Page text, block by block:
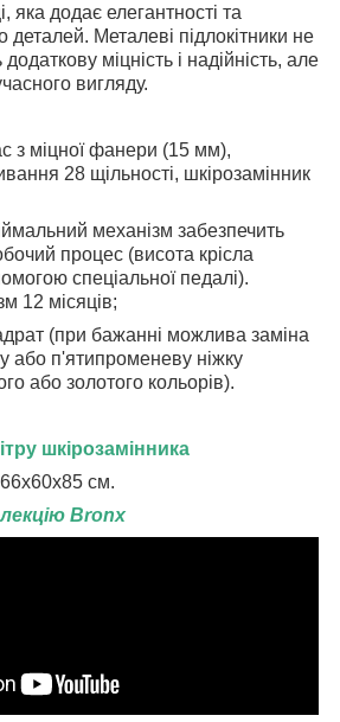
яка додає елегантності та
деталей. Металеві підлокітники не
міцність і надійність, але
вигляду.
з міцної фанери (15 мм),
28 щільності, шкірозамінник
механізм забезпечить
процес (висота крісла
спеціальної педалі).
12 місяців;
(при бажанні можлива заміна
або п'ятипроменеву ніжку
або золотого кольорів).
шкірозамінника
66х60х85 см.
Bronx